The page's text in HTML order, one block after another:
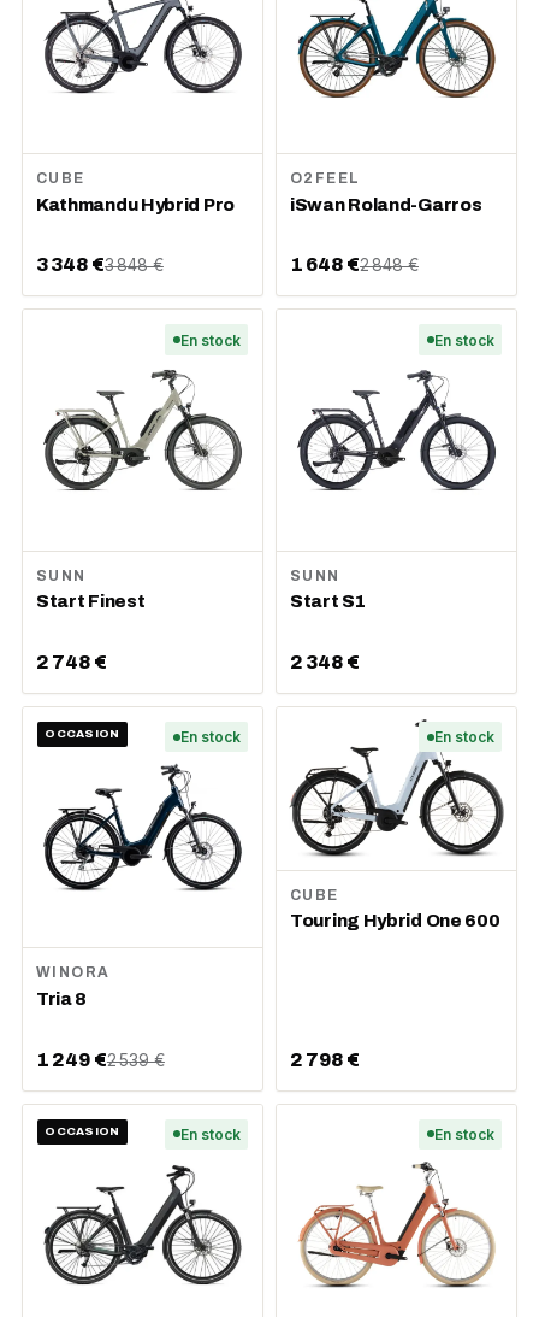
CUBE
Kathmandu Hybrid Pro
3 348 €3 848 €
O2FEEL
iSwan Roland-Garros
1 648 €2 848 €
En stock
SUNN
Start Finest
2 748 €
En stock
SUNN
Start S1
2 348 €
OCCASION En stock
WINORA
Tria 8
1 249 €2 539 €
En stock
CUBE
Touring Hybrid One 600
2 798 €
OCCASION En stock En stock